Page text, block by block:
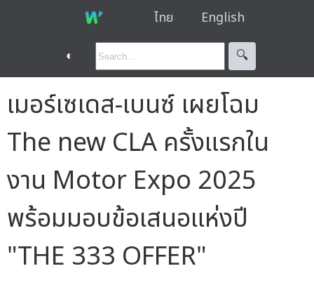
ไทย English
◐ 🔍︎
เมอร์เซเดส-เบนซ์ เผยโฉม
The new CLA ครั้งแรกใน
งาน Motor Expo 2025
พร้อมมอบข้อเสนอแห่งปี
"THE 333 OFFER"